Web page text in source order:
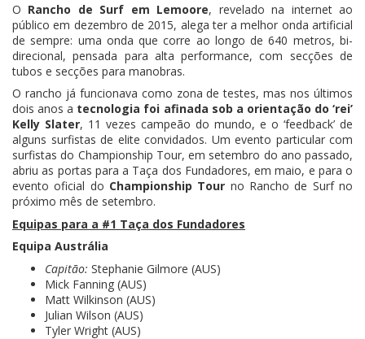
O Rancho de Surf em Lemoore, revelado na internet ao
público em dezembro de 2015, alega ter a melhor onda artificial
de sempre: uma onda que corre ao longo de 640 metros, bi-
direcional, pensada para alta performance, com secções de
tubos e secções para manobras.
O rancho já funcionava como zona de testes, mas nos últimos
dois anos a tecnologia foi afinada sob a orientação do ‘rei’
Kelly Slater, 11 vezes campeão do mundo, e o ‘feedback’ de
alguns surfistas de elite convidados. Um evento particular com
surfistas do Championship Tour, em setembro do ano passado,
abriu as portas para a Taça dos Fundadores, em maio, e para o
evento oficial do Championship Tour no Rancho de Surf no
próximo mês de setembro.
Equipas para a #1 Taça dos Fundadores
Equipa Austrália
Capitão: Stephanie Gilmore (AUS)
Mick Fanning (AUS)
Matt Wilkinson (AUS)
Julian Wilson (AUS)
Tyler Wright (AUS)